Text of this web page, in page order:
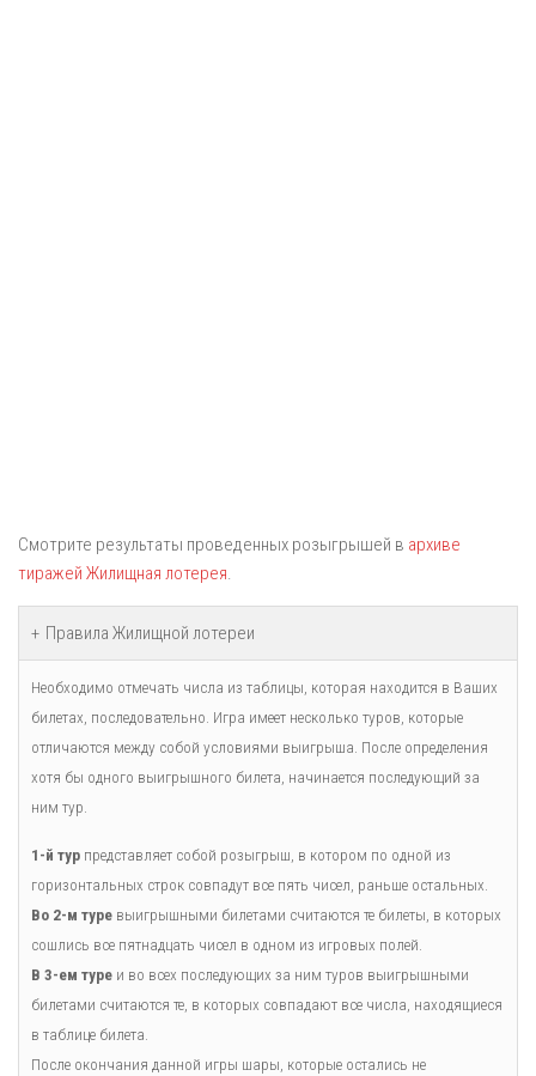
Смотрите результаты проведенных розыгрышей в архиве
тиражей Жилищная лотерея.
Правила Жилищной лотереи
Необходимо отмечать числа из таблицы, которая находится в Ваших
билетах, последовательно. Игра имеет несколько туров, которые
отличаются между собой условиями выигрыша. После определения
хотя бы одного выигрышного билета, начинается последующий за
ним тур.
1-й тур представляет собой розыгрыш, в котором по одной из
горизонтальных строк совпадут все пять чисел, раньше остальных.
Во 2-м туре выигрышными билетами считаются те билеты, в которых
сошлись все пятнадцать чисел в одном из игровых полей.
В 3-ем туре и во всех последующих за ним туров выигрышными
билетами считаются те, в которых совпадают все числа, находящиеся
в таблице билета.
После окончания данной игры шары, которые остались не